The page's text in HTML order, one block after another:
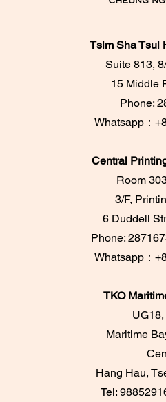
Tsim Sha Tsui
Suite 813,
15 Middle
Phone:
​Whatsapp：
Central
Room
3/F,
6 Duddell
Phone:
Whatsapp：
TKO
UG18,
Maritime
Hang Hau,
Tel: